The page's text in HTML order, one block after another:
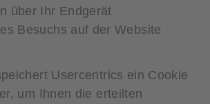
über Ihr Endgerät
Besuchs auf der Website
Usercentrics ein Cookie
um Ihnen die erteilten